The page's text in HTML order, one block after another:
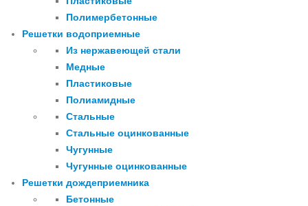
Полимербетонные
Решетки водоприемные
Из нержавеющей стали
Медные
Пластиковые
Полиамидные
Стальные
Стальные оцинкованные
Чугунные
Чугунные оцинкованные
Решетки дождеприемника
Бетонные